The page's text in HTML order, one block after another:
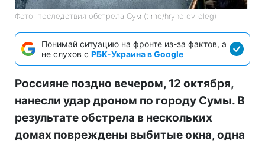
Фото: последствия обстрела Сум (t.me/hryhorov_oleg)
Понимай ситуацию на фронте из-за фактов, а
не слухов с РБК-Украина в Google
Россияне поздно вечером, 12 октября,
нанесли удар дроном по городу Сумы. В
результате обстрела в нескольких
домах повреждены выбитые окна, одна